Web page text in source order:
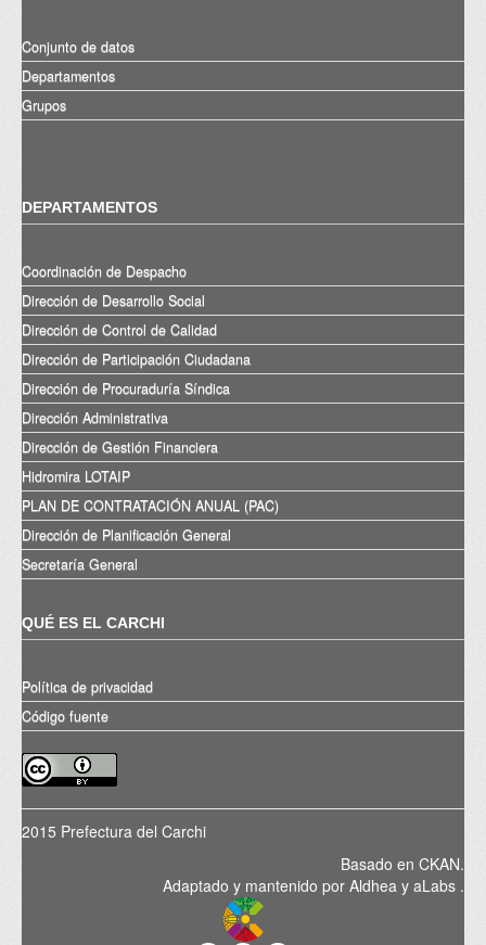
Conjunto de datos
Departamentos
Grupos
DEPARTAMENTOS
Coordinación de Despacho
Dirección de Desarrollo Social
Dirección de Control de Calidad
Dirección de Participación Ciudadana
Dirección de Procuraduría Síndica
Dirección Administrativa
Dirección de Gestión Financiera
Hidromira LOTAIP
PLAN DE CONTRATACIÓN ANUAL (PAC)
Dirección de Planificación General
Secretaría General
QUÉ ES EL CARCHI
Política de privacidad
Código fuente
2015 Prefectura del Carchi
Basado en CKAN.
Adaptado y mantenido por Aldhea y aLabs .